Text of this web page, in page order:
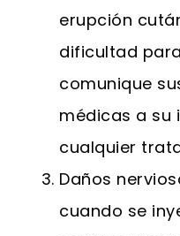
erupción
dificultad
comunique
médicas a su
cualquier
Daños
cuando se